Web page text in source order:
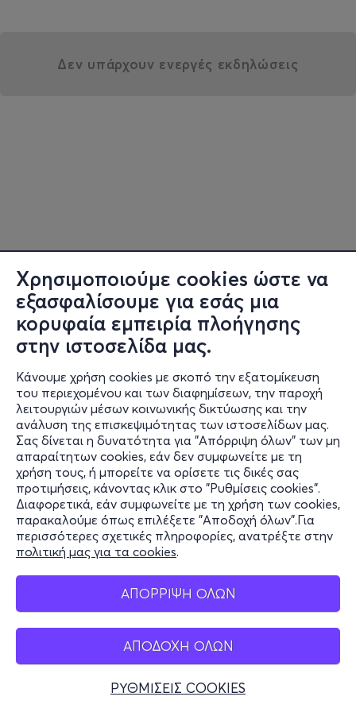
Χρησιμοποιούμε cookies ώστε να
εξασφαλίσουμε για εσάς μια
κορυφαία εμπειρία πλοήγησης
στην ιστοσελίδα μας.
Κάνουμε χρήση cookies με σκοπό την εξατομίκευση
του περιεχομένου και των διαφημίσεων, την παροχή
λειτουργιών μέσων κοινωνικής δικτύωσης και την
ανάλυση της επισκεψιμότητας των ιστοσελίδων μας.
Σας δίνεται η δυνατότητα για "Απόρριψη όλων" των μη
απαραίτητων cookies, εάν δεν συμφωνείτε με τη
χρήση τους, ή μπορείτε να ορίσετε τις δικές σας
προτιμήσεις, κάνοντας κλικ στο "Ρυθμίσεις cookies".
Διαφορετικά, εάν συμφωνείτε με τη χρήση των cookies,
παρακαλούμε όπως επιλέξετε "Αποδοχή όλων".Για
περισσότερες σχετικές πληροφορίες, ανατρέξτε στην
πολιτική μας για τα cookies.
ΑΠΟΡΡΙΨΗ ΟΛΩΝ
ΑΠΟΔΟΧΗ ΟΛΩΝ
ΡΥΘΜΙΣΕΙΣ COOKIES
Δεν υπάρχουν ενεργές εκδηλώσεις